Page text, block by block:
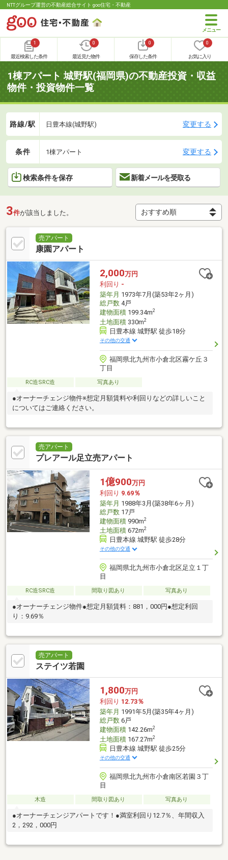
NTTグループ運営の不動産総合サイト goo住宅・不動産
1
最近検索した条件
0
最近見た物件
0
保存した条件
0
お気に入り
1棟アパート 城野駅(福岡県)の不動産投資・収益
物件・投資物件一覧
路線/駅 日豊本線(城野駅) 変更する
条件 1棟アパート 変更する
検索条件を保存 新着メールを受取る
3件が該当しました。
売アパート
康園アパート
2,000万円
利回り -
築年月 1973年7月(築53年2ヶ月)
総戸数4戸
建物面積199.34m2
土地面積330m2
日豊本線 城野駅 徒歩18分
その他の交通
福岡県北九州市小倉北区霧ケ丘３
丁目
RC造SRC造 写真あり
●オーナーチェンジ物件※想定月額賃料や利回りなどの詳しいこと
についてはご連絡ください。
売アパート
プレアール足立売アパート
1億900万円
利回り 9.69％
築年月 1988年3月(築38年6ヶ月)
総戸数17戸
建物面積990m2
土地面積672m2
日豊本線 城野駅 徒歩28分
その他の交通
福岡県北九州市小倉北区足立１丁
目
RC造SRC造 間取り図あり 写真あり
●オーナーチェンジ物件●想定月額賃料：881，000円●想定利回
り：9.69％
売アパート
ステイツ若園
1,800万円
利回り 12.73％
築年月 1991年5月(築35年4ヶ月)
総戸数6戸
建物面積142.26m2
土地面積167.27m2
日豊本線 城野駅 徒歩25分
その他の交通
福岡県北九州市小倉南区若園３丁
目
木造 間取り図あり 写真あり
●オーナーチェンジアパートです！●満室利回り12.7％、年間収入
2，292，000円